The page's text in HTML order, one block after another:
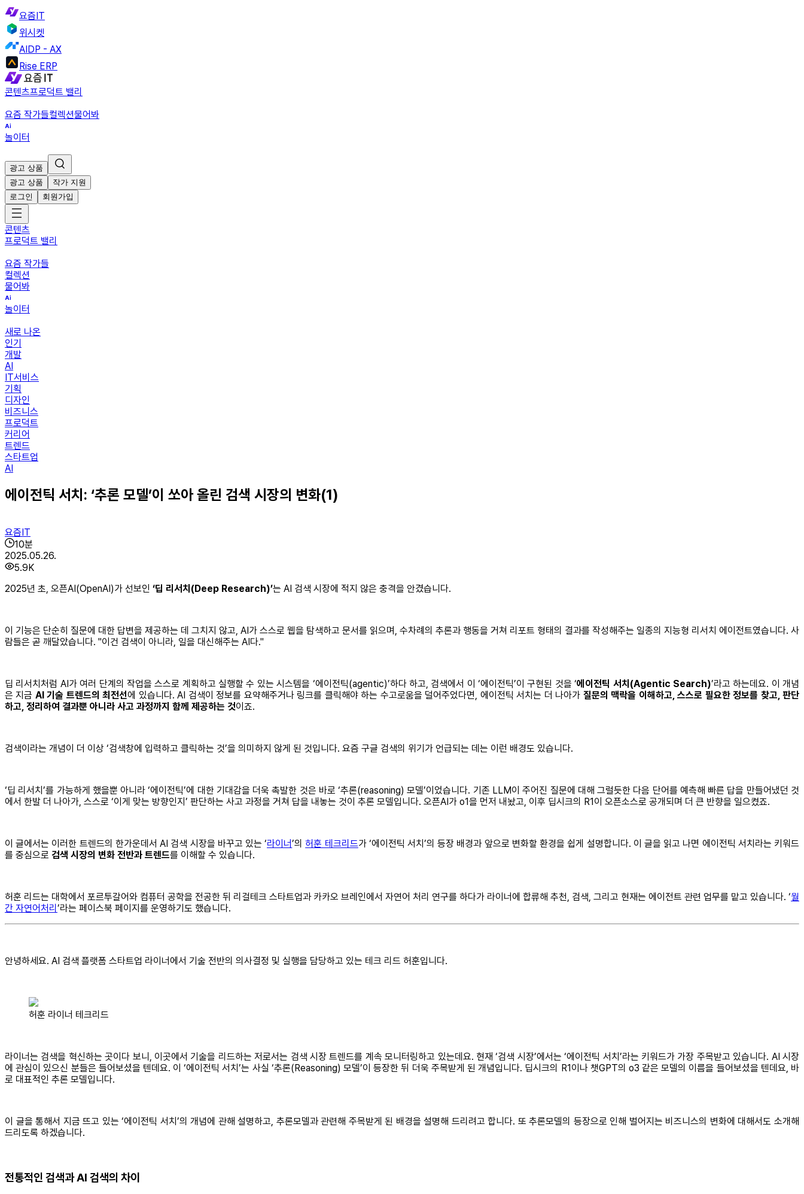
요즘IT
위시켓
AIDP - AX
Rise ERP
콘텐츠프로덕트 밸리
요즘 작가들컬렉션물어봐
놀이터
광고 상품
광고 상품
작가 지원
로그인
회원가입
콘텐츠
프로덕트 밸리
요즘 작가들
컬렉션
물어봐
놀이터
새로 나온
인기
개발
AI
IT서비스
기획
디자인
비즈니스
프로덕트
커리어
트렌드
스타트업
AI
에이전틱 서치: ‘추론 모델’이 쏘아 올린 검색 시장의 변화(1)
요즘IT
10분
2025.05.26.
5.9K
2025년 초, 오픈AI(OpenAI)가 선보인 ‘딥 리서치(Deep Research)’는 AI 검색 시장에 적지 않은 충격을 안겼습니다.
이 기능은 단순히 질문에 대한 답변을 제공하는 데 그치지 않고, AI가 스스로 웹을 탐색하고 문서를 읽으며, 수차례의 추론과 행동을 거쳐 리포트 형태의 결과를 작성해주는 일종의 지능형 리서치 에이전트였습니다. 사
람들은 곧 깨달았습니다. "이건 검색이 아니라, 일을 대신해주는 AI다."
딥 리서치처럼 AI가 여러 단계의 작업을 스스로 계획하고 실행할 수 있는 시스템을 ‘에이전틱(agentic)’하다 하고, 검색에서 이 ‘에이전틱’이 구현된 것을 ‘에이전틱 서치(Agentic Search)’라고 하는데요. 이 개념
은 지금 AI 기술 트렌드의 최전선에 있습니다. AI 검색이 정보를 요약해주거나 링크를 클릭해야 하는 수고로움을 덜어주었다면, 에이전틱 서치는 더 나아가 질문의 맥락을 이해하고, 스스로 필요한 정보를 찾고, 판단
하고, 정리하여 결과뿐 아니라 사고 과정까지 함께 제공하는 것이죠.
검색이라는 개념이 더 이상 ‘검색창에 입력하고 클릭하는 것’을 의미하지 않게 된 것입니다. 요즘 구글 검색의 위기가 언급되는 데는 이런 배경도 있습니다.
‘딥 리서치’를 가능하게 했을뿐 아니라 ‘에이전틱’에 대한 기대감을 더욱 촉발한 것은 바로 ‘추론(reasoning) 모델’이었습니다. 기존 LLM이 주어진 질문에 대해 그럴듯한 다음 단어를 예측해 빠른 답을 만들어냈던 것
에서 한발 더 나아가, 스스로 ‘이게 맞는 방향인지’ 판단하는 사고 과정을 거쳐 답을 내놓는 것이 추론 모델입니다. 오픈AI가 o1을 먼저 내놨고, 이후 딥시크의 R1이 오픈소스로 공개되며 더 큰 반향을 일으켰죠.
이 글에서는 이러한 트렌드의 한가운데서 AI 검색 시장을 바꾸고 있는 ‘라이너’의허훈 테크리드가 ‘에이전틱 서치’의 등장 배경과 앞으로 변화할 환경을 쉽게 설명합니다. 이 글을 읽고 나면 에이전틱 서치라는 키워드
를 중심으로 검색 시장의 변화 전반과 트렌드를 이해할 수 있습니다.
허훈 리드는 대학에서 포르투갈어와 컴퓨터 공학을 전공한 뒤 리걸테크 스타트업과 카카오 브레인에서 자연어 처리 연구를 하다가 라이너에 합류해 추천, 검색, 그리고 현재는 에이전트 관련 업무를 맡고 있습니다. ‘월
간 자연어처리 ’라는 페이스북 페이지를 운영하기도 했습니다.
안녕하세요. AI 검색 플랫폼 스타트업 라이너에서 기술 전반의 의사결정 및 실행을 담당하고 있는 테크 리드 허훈입니다.
허훈 라이너 테크리드
라이너는 검색을 혁신하는 곳이다 보니, 이곳에서 기술을 리드하는 저로서는 검색 시장 트렌드를 계속 모니터링하고 있는데요. 현재 ‘검색 시장’에서는 ‘에이전틱 서치’라는 키워드가 가장 주목받고 있습니다. AI 시장
에 관심이 있으신 분들은 들어보셨을 텐데요. 이 ‘에이전틱 서치’는 사실 ‘추론(Reasoning) 모델’이 등장한 뒤 더욱 주목받게 된 개념입니다. 딥시크의 R1이나 챗GPT의 o3 같은 모델의 이름을 들어보셨을 텐데요, 바
로 대표적인 추론 모델입니다.
이 글을 통해서 지금 뜨고 있는 ‘에이전틱 서치’의 개념에 관해 설명하고, 추론모델과 관련해 주목받게 된 배경을 설명해 드리려고 합니다. 또 추론모델의 등장으로 인해 벌어지는 비즈니스의 변화에 대해서도 소개해
드리도록 하겠습니다.
전통적인 검색과 AI 검색의 차이